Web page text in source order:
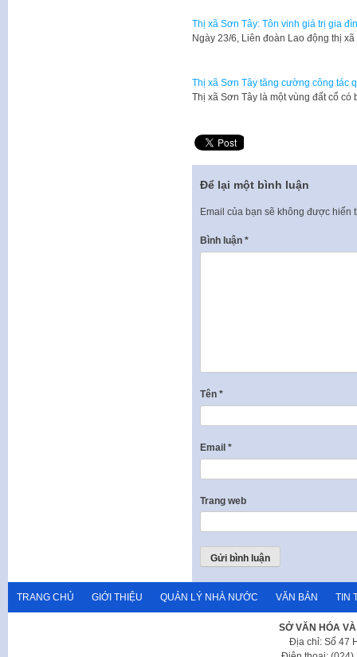
Thị xã Sơn Tây: Tôn vinh giá trị gia
Ngày 23/6, Liên đoàn Lao động thị
Thị xã Sơn Tây tăng cường công tác
Thị xã Sơn Tây là một vùng đất cổ
Để lại một bình luận
Email của bạn sẽ không được hiển
Bình luận *
Tên *
Email *
Trang web
TRANG CHỦ GIỚI THIỆU QUẢN LÝ NHÀ NƯỚC VĂN BẢN TIN
SỞ VĂN HÓA
Địa chỉ: Số 47